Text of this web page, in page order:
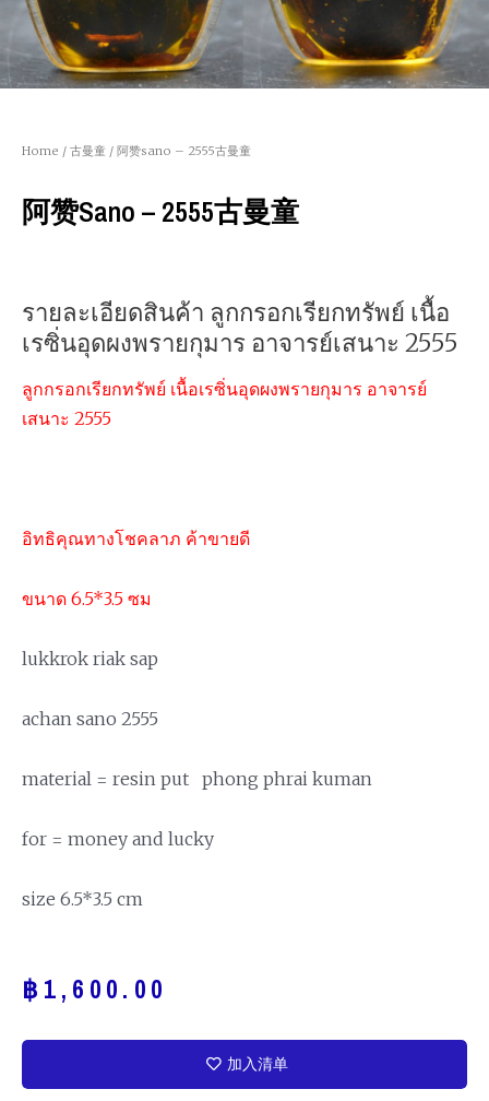
Home / 古曼童 / 阿赞sano – 2555古曼童
阿赞sano – 2555古曼童
รายละเอียดสินค้า ลูกกรอกเรียกทรัพย์ เนื้อ
เรซิ่นอุดผงพรายกุมาร อาจารย์เสนาะ 2555
ลูกกรอกเรียกทรัพย์ เนื้อเรซิ่นอุดผงพรายกุมาร อาจารย์
เสนาะ 2555
อิทธิคุณทางโชคลาภ ค้าขายดี
ขนาด 6.5*3.5 ซม
lukkrok riak sap
achan sano 2555
material = resin put phong phrai kuman
for = money and lucky
size 6.5*3.5 cm
฿ 1,600.00
加入清单